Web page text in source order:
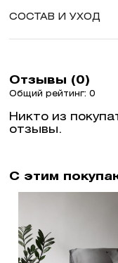
СОСТАВ И УХОД
Отзывы (0)
Общий рейтинг: 0
Никто из
отзывы.
С этим